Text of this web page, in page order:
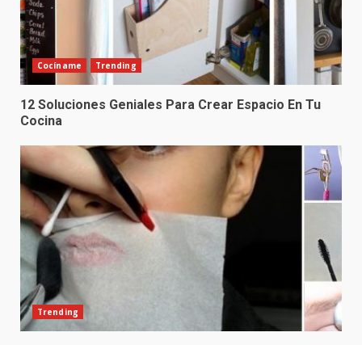
Cocíname Trending
12 Soluciones Geniales Para Crear Espacio En Tu
Cocina
Trending